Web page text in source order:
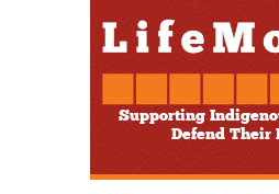
Supporting
Defend Their